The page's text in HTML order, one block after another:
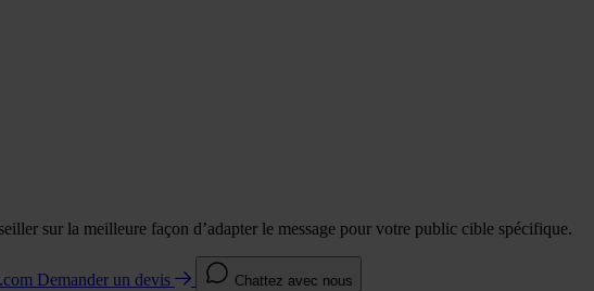
sur la meilleure façon d’adapter le message pour votre public cible spécifique.
Demander un devis Chattez avec nous